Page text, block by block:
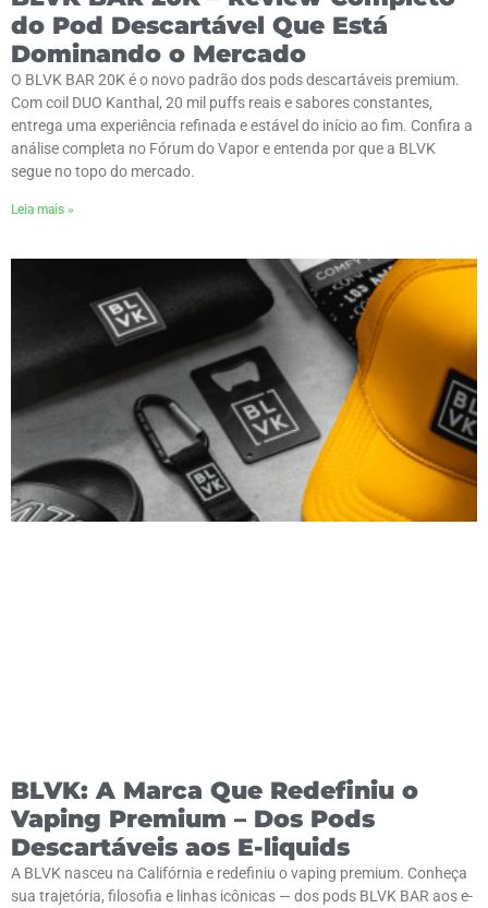
do Pod Descartável Que Está
Dominando o Mercado
O BLVK BAR 20K é o novo padrão dos pods descartáveis premium.
Com coil DUO Kanthal, 20 mil puffs reais e sabores constantes,
entrega uma experiência refinada e estável do início ao fim. Confira a
análise completa no Fórum do Vapor e entenda por que a BLVK
segue no topo do mercado.
Leia mais »
BLVK: A Marca Que Redefiniu o
Vaping Premium – Dos Pods
Descartáveis aos E-liquids
A BLVK nasceu na Califórnia e redefiniu o vaping premium. Conheça
sua trajetória, filosofia e linhas icônicas — dos pods BLVK BAR aos e-